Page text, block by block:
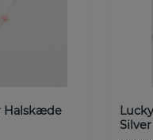
Halskæde
Silver